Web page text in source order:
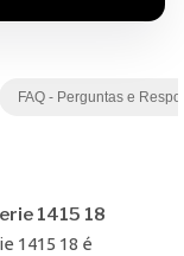
FAQ - Perguntas e
1415 18
1415 18 é